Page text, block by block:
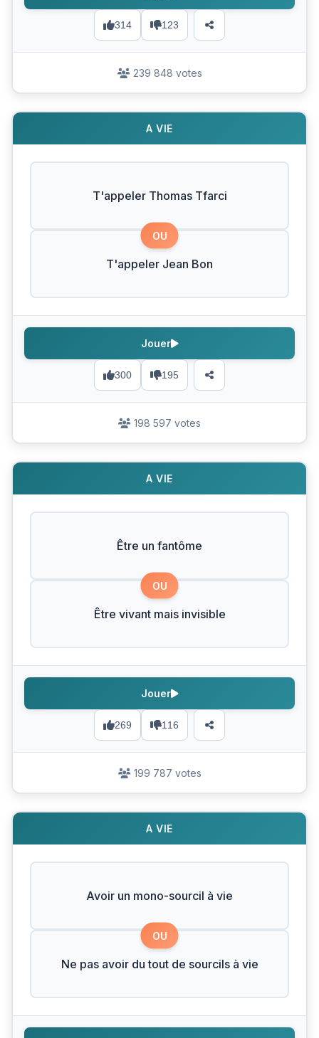
314 123
239 848 votes
A VIE
T'appeler Thomas Tfarci
OU
T'appeler Jean Bon
300 195
Jouer
198 597 votes
A VIE
Être un fantôme
OU
Être vivant mais invisible
269 116
Jouer
199 787 votes
A VIE
Avoir un mono-sourcil à vie
OU
Ne pas avoir du tout de sourcils à vie